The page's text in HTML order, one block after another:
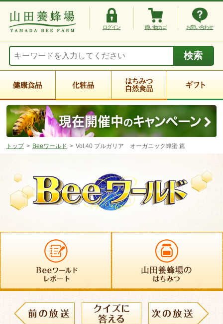
ログイン 買い物カゴ お問い合わせ
トップ Beeワールド Vol.40 ブルガリア オーガニック蜂蜜 篇